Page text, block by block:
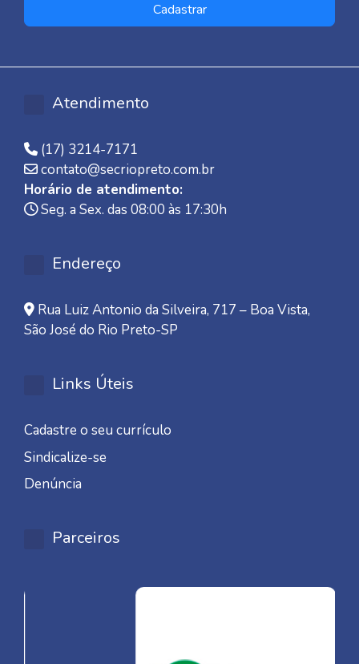
Cadastrar
Atendimento
(17) 3214-7171
contato@secriopreto.com.br
Horário de atendimento:
Seg. a Sex. das 08:00 às 17:30h
Endereço
Rua Luiz Antonio da Silveira, 717 – Boa Vista,
São José do Rio Preto-SP
Links Úteis
Cadastre o seu currículo
Sindicalize-se
Denúncia
Parceiros